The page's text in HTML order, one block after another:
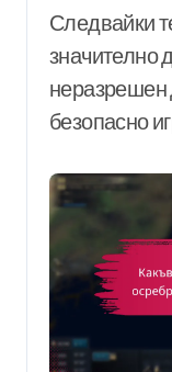
Следвайки
значително
неразрешен
безопасно